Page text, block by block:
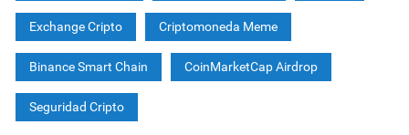
Exchange Cripto Criptomoneda Meme
Binance Smart Chain CoinMarketCap Airdrop
Seguridad Cripto